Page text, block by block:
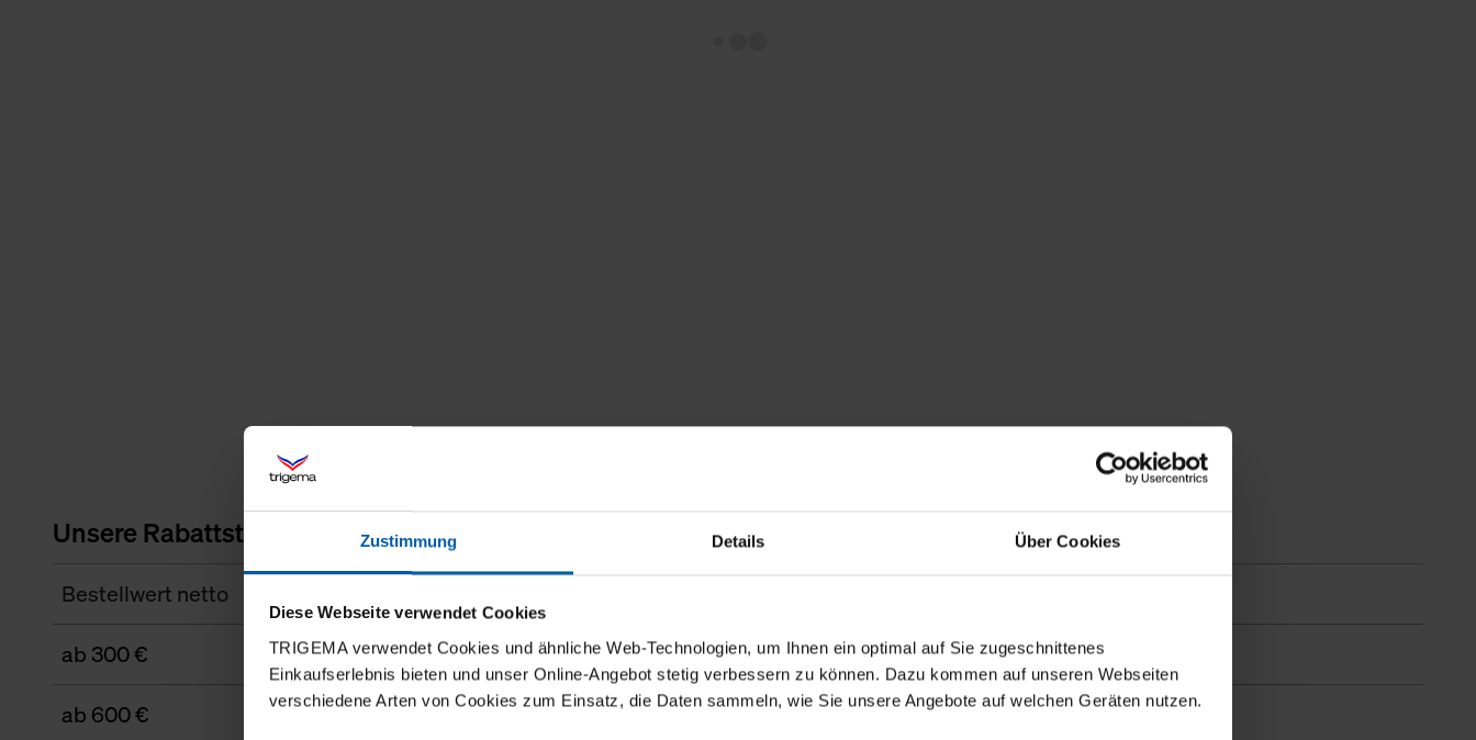
Zustimmung Details Über Cookies
Diese Webseite verwendet Cookies
TRIGEMA verwendet Cookies und ähnliche Web-Technologien, um Ihnen ein optimal auf Sie zugeschnittenes
Einkaufserlebnis bieten und unser Online-Angebot stetig verbessern zu können. Dazu kommen auf unseren Webseiten
verschiedene Arten von Cookies zum Einsatz, die Daten sammeln, wie Sie unsere Angebote auf welchen Geräten nutzen.
Unsere Rabattstaffel
Bestellwert netto
ab 300 € 5 % Rabatt
ab 600 € 10 % Rabatt